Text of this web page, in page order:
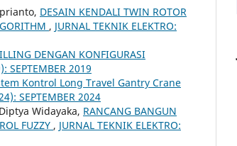
DESAIN KENDALI TWIN ROTOR
, JURNAL TEKNIK ELEKTRO:
DENGAN KONFIGURASI
SEPTEMBER 2019
Kontrol Long Travel Gantry Crane
SEPTEMBER 2024
Widayaka, RANCANG BANGUN
FUZZY , JURNAL TEKNIK ELEKTRO: